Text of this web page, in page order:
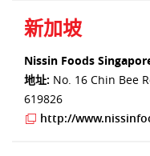
新加坡
Nissin Foods
地址: No. 16 Chin Bee
619826
http://